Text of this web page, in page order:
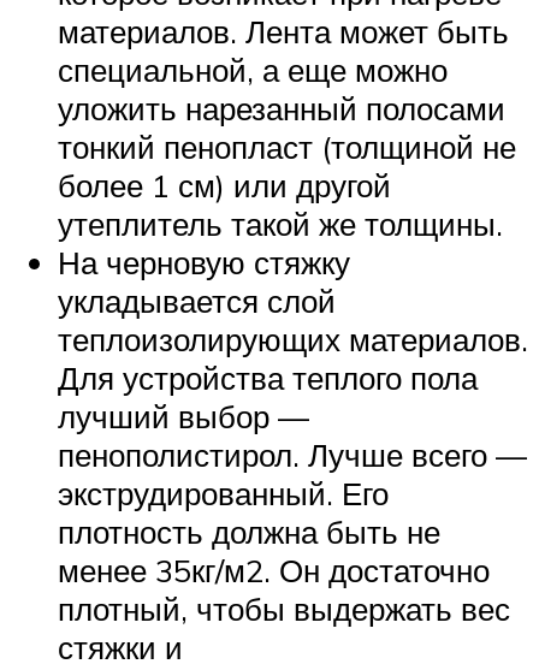
материалов. Лента может быть
специальной, а еще можно
уложить нарезанный полосами
тонкий пенопласт (толщиной не
более 1 см) или другой
утеплитель такой же толщины.
На черновую стяжку
укладывается слой
теплоизолирующих материалов.
Для устройства теплого пола
лучший выбор —
пенополистирол. Лучше всего —
экструдированный. Его
плотность должна быть не
менее 35кг/м2. Он достаточно
плотный, чтобы выдержать вес
стяжки и